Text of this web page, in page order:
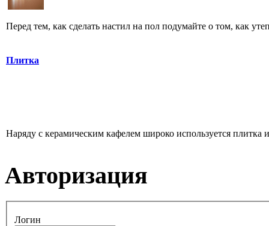
Перед тем, как сделать настил на пол подумайте о том, как
Плитка
Наряду с керамическим кафелем широко используется плитка
Авторизация
Логин